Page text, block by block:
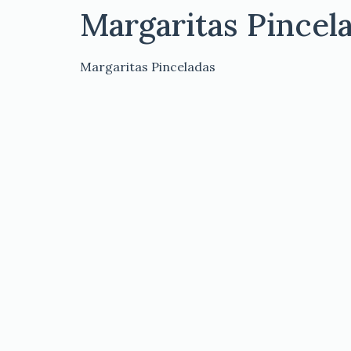
Margaritas
Margaritas Pinceladas